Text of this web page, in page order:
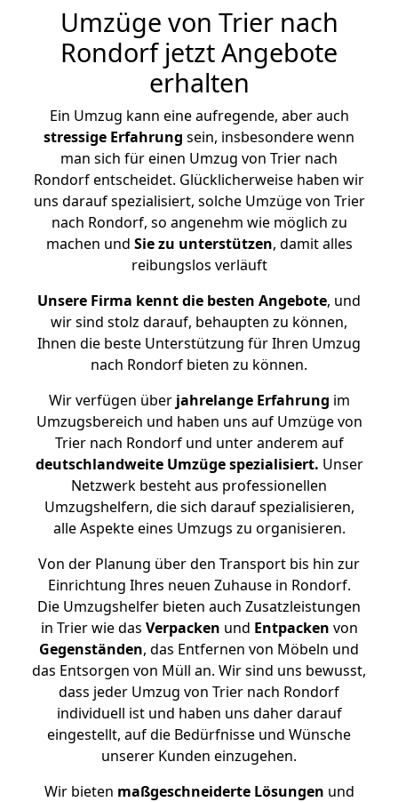
Umzüge von Trier nach
Rondorf jetzt Angebote
erhalten
Ein Umzug kann eine aufregende, aber auch
stressige Erfahrung sein, insbesondere wenn
man sich für einen Umzug von Trier nach
Rondorf entscheidet. Glücklicherweise haben wir
uns darauf spezialisiert, solche Umzüge von Trier
nach Rondorf, so angenehm wie möglich zu
machen und Sie zu unterstützen, damit alles
reibungslos verläuft
Unsere Firma kennt die besten Angebote, und
wir sind stolz darauf, behaupten zu können,
Ihnen die beste Unterstützung für Ihren Umzug
nach Rondorf bieten zu können.
Wir verfügen überjahrelange Erfahrung im
Umzugsbereich und haben uns auf Umzüge von
Trier nach Rondorf und unter anderem auf
deutschlandweite Umzüge spezialisiert. Unser
Netzwerk besteht aus professionellen
Umzugshelfern, die sich darauf spezialisieren,
alle Aspekte eines Umzugs zu organisieren.
Von der Planung über den Transport bis hin zur
Einrichtung Ihres neuen Zuhause in Rondorf.
Die Umzugshelfer bieten auch Zusatzleistungen
in Trier wie das Verpacken und Entpacken von
Gegenständen, das Entfernen von Möbeln und
das Entsorgen von Müll an. Wir sind uns bewusst,
dass jeder Umzug von Trier nach Rondorf
individuell ist und haben uns daher darauf
eingestellt, auf die Bedürfnisse und Wünsche
unserer Kunden einzugehen.
Wir bieten maßgeschneiderte Lösungen und